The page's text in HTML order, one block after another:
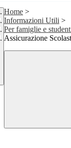
Home >
Informazioni Utili >
Per famiglie e
Assicurazione